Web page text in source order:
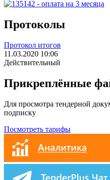
Протоколы
Протокол итогов
11.03.2020 10:06
Действительный
Прикреплённые
Для просмотра тендерной
подписку
Посмотреть тарифы